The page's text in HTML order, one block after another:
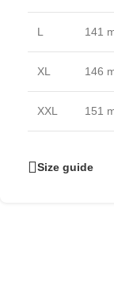
L 141
XL 146
XXL 151
Size guide